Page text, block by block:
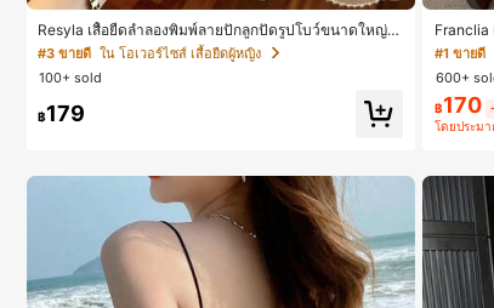
Resyla เสื้อยืดลำลองพิมพ์ลายปักลูกปัดรูปโบว์ขนาดใหญ่
สำหรับผู้หญิง
#3 ขายดี ใน โอเวอร์ไซส์ เสื้อยืดผู้หญิง
100+ sold
฿179
าง
#1 ขายดี
600+
฿170
โดยประม